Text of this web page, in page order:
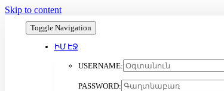
Skip to content
Toggle Navigation
ԻՄ ԷՋ
USERNAME:
PASSWORD: